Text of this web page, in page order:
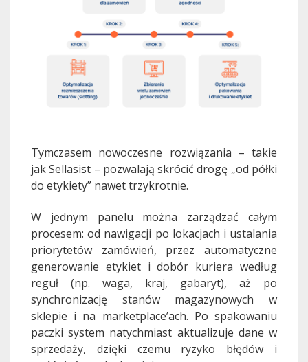
Tymczasem nowoczesne rozwiązania – takie
jak Sellasist – pozwalają skrócić drogę „od półki
do etykiety” nawet trzykrotnie.
W jednym panelu można zarządzać całym
procesem: od nawigacji po lokacjach i ustalania
priorytetów zamówień, przez automatyczne
generowanie etykiet i dobór kuriera według
reguł (np. waga, kraj, gabaryt), aż po
synchronizację stanów magazynowych w
sklepie i na marketplace’ach. Po spakowaniu
paczki system natychmiast aktualizuje dane w
sprzedaży, dzięki czemu ryzyko błędów i